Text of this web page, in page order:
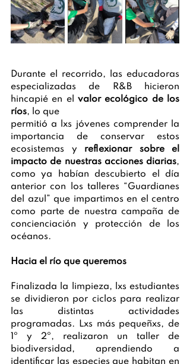
Durante el recorrido, las educadoras
especializadas de R&B hicieron
hincapié en el valor ecológico de los
ríos, lo que
permitió a lxs jóvenes comprender la
importancia de conservar estos
ecosistemas y reflexionar sobre el
impacto de nuestras acciones diarias,
como ya habían descubierto el día
anterior con los talleres “Guardianes
del azul” que impartimos en el centro
como parte de nuestra campaña de
concienciación y protección de los
océanos.
Hacia el río que queremos
Finalizada la limpieza, lxs estudiantes
se dividieron por ciclos para realizar
las distintas actividades
programadas. Lxs más pequeñxs, de
1º y 2º, realizaron un taller de
biodiversidad, aprendiendo a
identificar las especies que habitan en